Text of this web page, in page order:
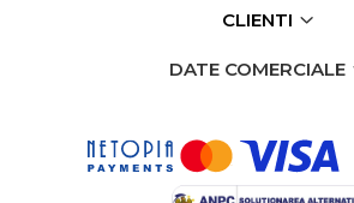
CLIENTI
DATE COMERCIALE